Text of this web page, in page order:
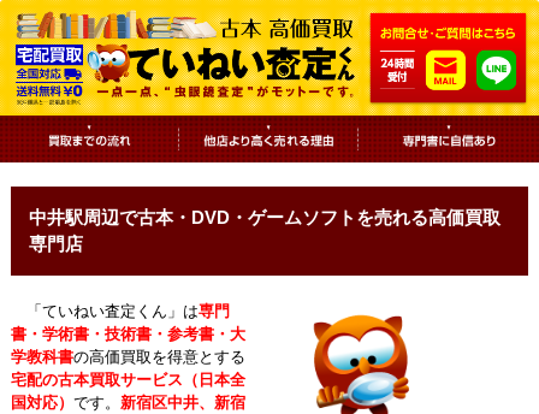
中井駅周辺で古本・DVD・ゲームソフトを売れる高価買取
専門店
「ていねい査定くん」は専門
書・学術書・技術書・参考書・大
学教科書の高価買取を得意とする
宅配の古本買取サービス（日本全
国対応） です。 新宿区中井、新宿